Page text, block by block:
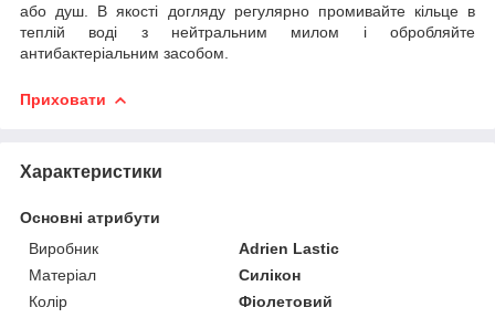
або душ. В якості догляду регулярно промивайте кільце в
теплій воді з нейтральним милом і обробляйте
антибактеріальним засобом.
Приховати
Характеристики
Основні атрибути
Виробник
Adrien Lastic
Матеріал
Силікон
Колір
Фіолетовий